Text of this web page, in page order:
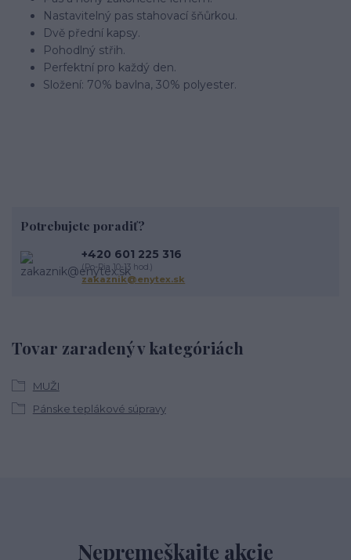
Nastavitelný pas stahovací šňůrkou.
Dvě přední kapsy.
Pohodlný střih.
Perfektní pro každý den.
Složení: 70% bavlna, 30% polyester.
Tovar zaradený v kategóriách
MUŽI
Pánske teplákové súpravy
Potrebujete poradiť?
+420 601 225 316
(Po-Pia 10-13 hod.)
zakaznik@enytex.sk
Nepremeškajte akcie